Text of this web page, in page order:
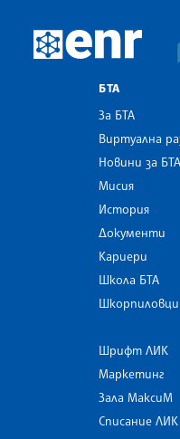
БТА
За БТА
Виртуална
Новини за БТА
Мисия
История
Документи
Кариери
Школа БТА
Шкорпиловци
Шрифт ЛИК
Маркетинг
Зала МаксиМ
Списание ЛИК